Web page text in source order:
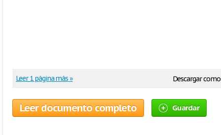
Descargar como
Leer 1 página más »
Leer documento completo Guardar